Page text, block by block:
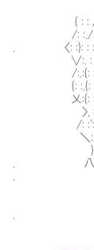
{ : : /: : : : : :
/: :./: : : : :| :
. 〈: :}: : : : :
∨:. : :. : :斗
/:.:{: : : :′|
{: :.{: : :.ｉ|
乂:{: : :.
〉, :
/:
＼:.':
}:.Ν:
. 八: : :
. ＼ ⌒